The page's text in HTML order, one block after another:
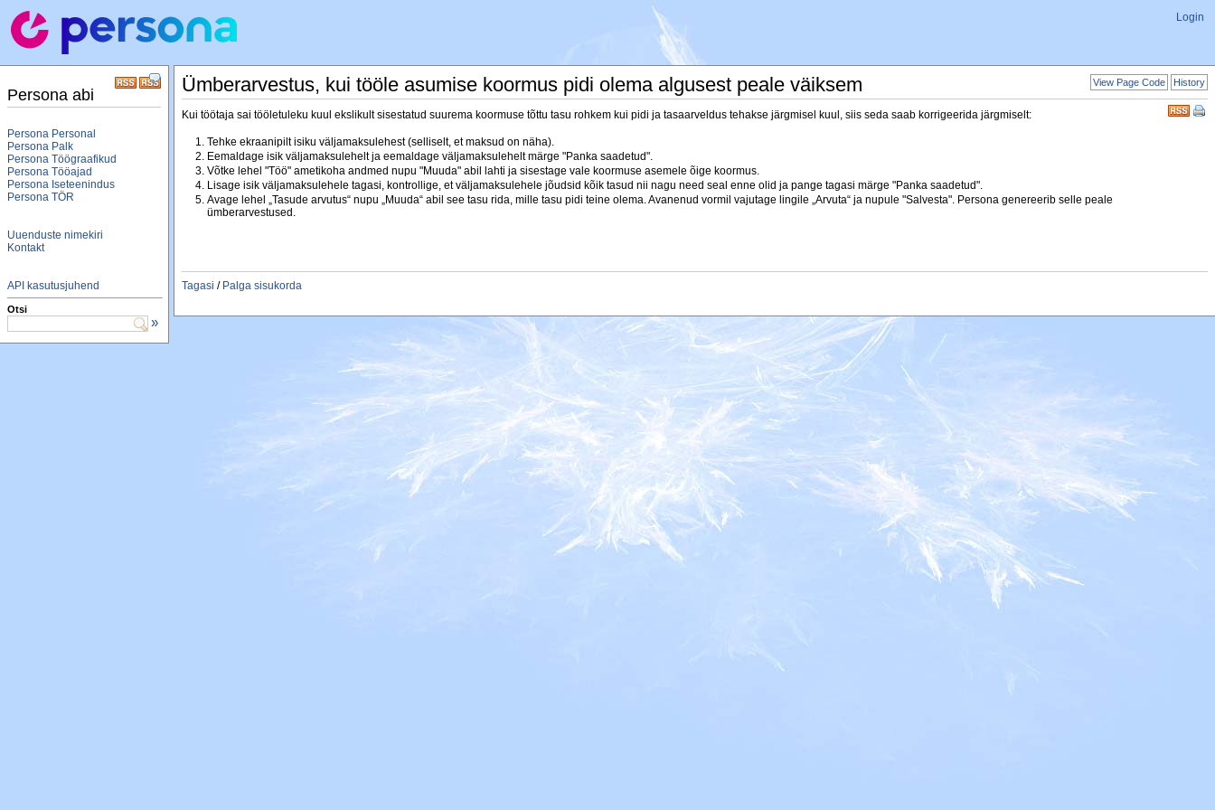
Login
Persona abi
Persona Personal
Persona Palk
Persona Töögraafikud
Persona Tööajad
Persona Iseteenindus
Persona TÖR
Uuenduste nimekiri
Kontakt
API kasutusjuhend
Otsi
»
View Page Code History
Ümberarvestus, kui tööle asumise koormus pidi olema algusest peale väiksem
Kui töötaja sai tööletuleku kuul ekslikult sisestatud suurema koormuse tõttu tasu rohkem kui pidi ja tasaarveldus tehakse järgmisel kuul, siis seda saab korrigeerida järgmiselt:
Tehke ekraanipilt isiku väljamaksulehest (selliselt, et maksud on näha).
Eemaldage isik väljamaksulehelt ja eemaldage väljamaksulehelt märge "Panka saadetud".
Võtke lehel "Töö" ametikoha andmed nupu "Muuda" abil lahti ja sisestage vale koormuse asemele õige koormus.
Lisage isik väljamaksulehele tagasi, kontrollige, et väljamaksulehele jõudsid kõik tasud nii nagu need seal enne olid ja pange tagasi märge "Panka saadetud".
Avage lehel „Tasude arvutus“ nupu „Muuda“ abil see tasu rida, mille tasu pidi teine olema. Avanenud vormil vajutage lingile „Arvuta“ ja nupule "Salvesta". Persona genereerib selle peale
ümberarvestused.
Tagasi / Palga sisukorda